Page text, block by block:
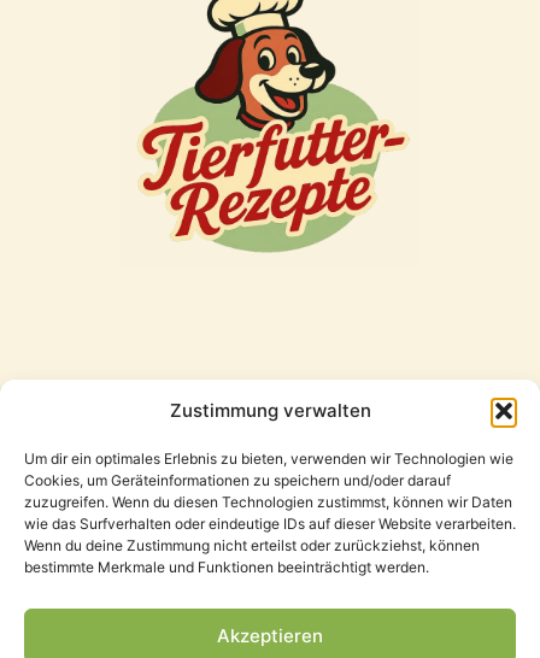
Zustimmung verwalten
Um dir ein optimales Erlebnis zu bieten, verwenden wir Technologien wie
Cookies, um Geräteinformationen zu speichern und/oder darauf
zuzugreifen. Wenn du diesen Technologien zustimmst, können wir Daten
wie das Surfverhalten oder eindeutige IDs auf dieser Website verarbeiten.
Wenn du deine Zustimmung nicht erteilst oder zurückziehst, können
bestimmte Merkmale und Funktionen beeinträchtigt werden.
Akzeptieren
Freunde